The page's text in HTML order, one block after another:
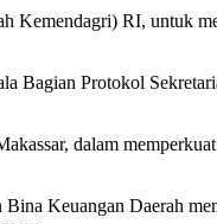
RI, untuk
Bagian Protokol
dalam
Keuangan Daerah